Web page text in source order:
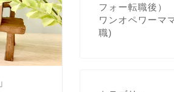
フォー転職後）
ワンオペワーマ
職)